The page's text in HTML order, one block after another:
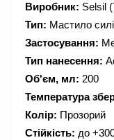
Виробник: Selsil
Тип: Мастило
Застосування:
Тип нанесення:
Об'єм, мл: 200
Температура
Колір: Прозорий
Стійкість: до